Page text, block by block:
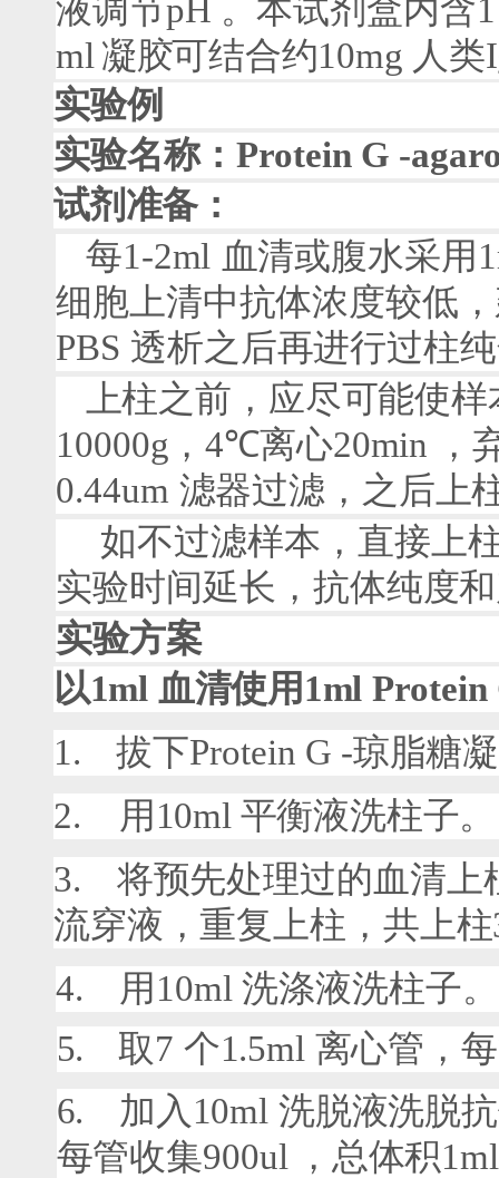
液调节pH 。本试剂盒内含
ml 凝胶可结合约10mg 人类
实验例
实验名称：Protein G -
试剂准备：
每1-2ml 血清或腹水采用
细胞上清中抗体浓度较低
PBS 透析之后再进行过柱
上柱之前，应尽可能使
10000g ，4℃离心20min
，
0.44um 滤器过滤，之后上
如不过滤样本，直接上
实验时间延长，抗体纯度
实验方案
以1ml 血清使用 1ml Protein
1.拔下Protein G -琼脂糖
2.
用 10ml 平衡液洗柱子。
3. 将预先处理过的血清上
流穿液，重复上柱，共上柱
4. 用 10ml 洗涤液洗柱子。
5.取7 个1.5ml 离心管，
6. 加入 10ml 洗脱液洗脱
每管收集900ul ，总体积1ml